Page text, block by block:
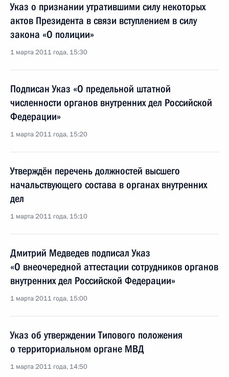
Указ о признании утратившими силу некоторых
актов Президента в связи вступлением в силу
закона «О полиции»
1 марта 2011 года, 15:30
Подписан Указ «О предельной штатной
численности органов внутренних дел Российской
Федерации»
1 марта 2011 года, 15:20
Утверждён перечень должностей высшего
начальствующего состава в органах внутренних
дел
1 марта 2011 года, 15:10
Дмитрий Медведев подписал Указ
«О внеочередной аттестации сотрудников органов
внутренних дел Российской Федерации»
1 марта 2011 года, 15:00
Указ об утверждении Типового положения
о территориальном органе МВД
1 марта 2011 года, 14:50